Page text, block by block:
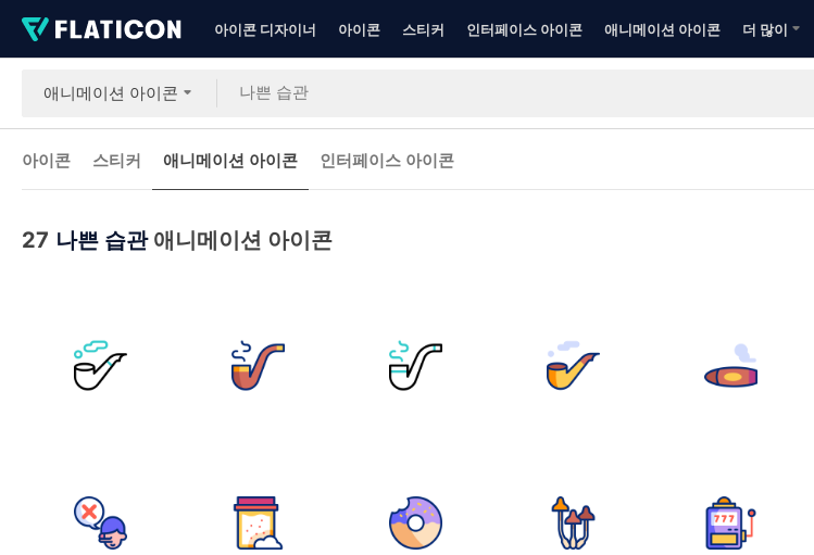
아이콘 디자이너 아이콘 스티커 인터페이스 아이콘 애니메이션 아이콘 더 많이
애니메이션 아이콘
아이콘 스티커 애니메이션 아이콘 인터페이스 아이콘
27 나쁜 습관애니메이션 아이콘